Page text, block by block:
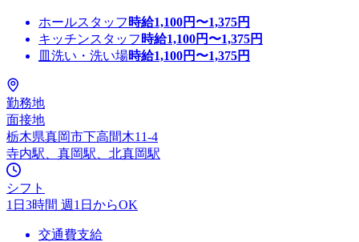
ホールスタッフ 時給1,100円〜1,375円
キッチンスタッフ 時給1,100円〜1,375円
皿洗い・洗い場時給1,100円〜1,375円
勤務地
面接地
栃木県真岡市下高間木11-4
寺内駅、真岡駅、北真岡駅
シフト
1日3時間 週1日からOK
交通費支給